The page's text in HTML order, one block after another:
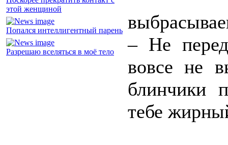
этой женщиной
Попался интеллигентный парень
Разрешаю вселяться в моё тело
– Не
вовсе не
блинчики
тебе